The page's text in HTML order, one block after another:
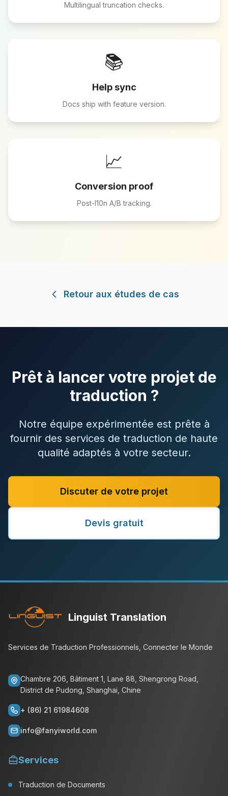
Multilingual truncation checks.
📚
Help sync
Docs ship with feature version.
📈
Conversion proof
Post-l10n A/B tracking.
Retour aux études de cas
Prêt à lancer votre projet de
traduction ?
Notre équipe expérimentée est prête à
fournir des services de traduction de haute
qualité adaptés à votre secteur.
Discuter de votre projet
Devis gratuit
Linguist Translation
Services de Traduction Professionnels, Connecter le Monde
Chambre 206, Bâtiment 1, Lane 88, Shengrong Road,
District de Pudong, Shanghai, Chine
+ (86) 21 61984608
info@fanyiworld.com
Services
Traduction de Documents